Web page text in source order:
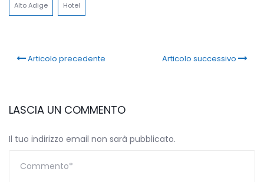
Alto Adige Hotel
Articolo precedente Articolo successivo
LASCIA UN COMMENTO
Il tuo indirizzo email non sarà pubblicato.